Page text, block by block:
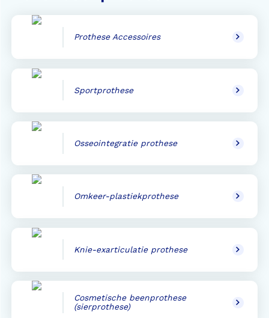
Prothese Accessoires
Sportprothese
Osseointegratie prothese
Omkeer-plastiekprothese
Knie-exarticulatie prothese
Cosmetische beenprothese
(sierprothese)